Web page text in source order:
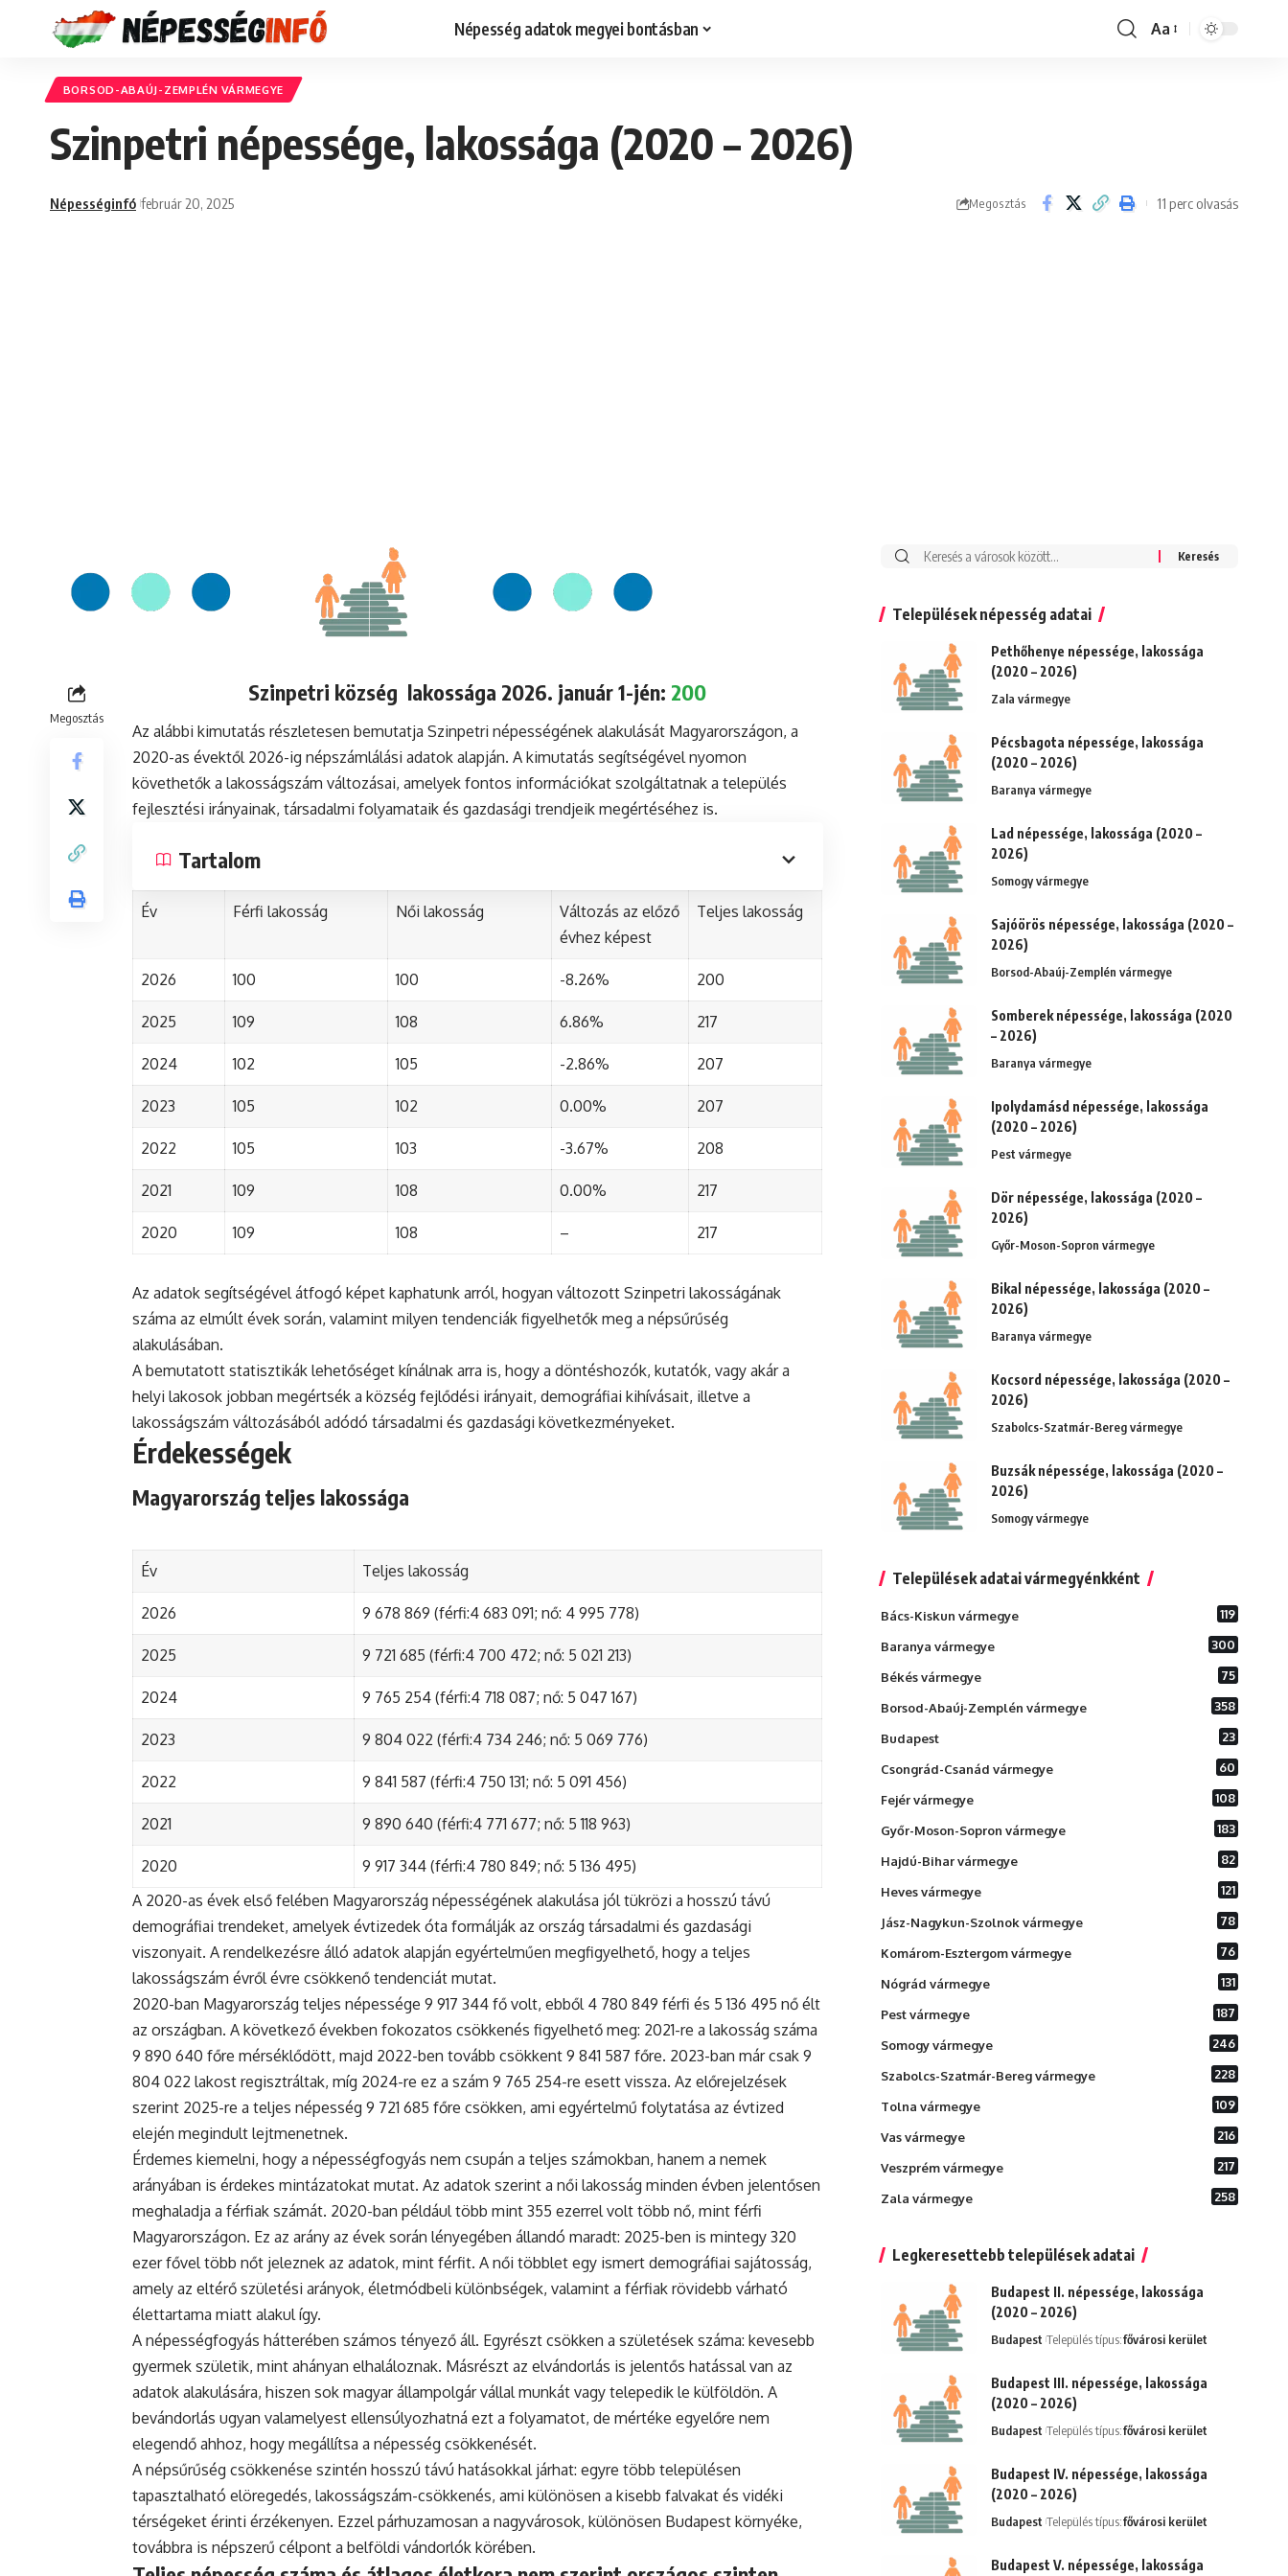
Népesség adatok megyei bontásban
Font
Aa
BORSOD-ABAÚJ-ZEMPLÉN VÁRMEGYE
Szinpetri népessége, lakossága (2020 – 2026)
Népességinfó február 20, 2025 Megosztás 11 perc olvasás
Megosztás
Szinpetri község lakossága 2026. január 1-jén: 200
Az alábbi kimutatás részletesen bemutatja Szinpetri népességének alakulását Magyarországon, a
2020-as évektől 2026-ig népszámlálási adatok alapján. A kimutatás segítségével nyomon
követhetők a lakosságszám változásai, amelyek fontos információkat szolgáltatnak a település
fejlesztési irányainak, társadalmi folyamataik és gazdasági trendjeik megértéséhez is.
Tartalom
Év Férfi lakosság Női lakosság
Változás az előző
évhez képest
Teljes lakosság
2026 100 100 -8.26% 200
2025 109 108 6.86% 217
2024 102 105 -2.86% 207
2023 105 102 0.00% 207
2022 105 103 -3.67% 208
2021 109 108 0.00% 217
2020 109 108 – 217
Az adatok segítségével átfogó képet kaphatunk arról, hogyan változott Szinpetri lakosságának
száma az elmúlt évek során, valamint milyen tendenciák figyelhetők meg a népsűrűség
alakulásában.
A bemutatott statisztikák lehetőséget kínálnak arra is, hogy a döntéshozók, kutatók, vagy akár a
helyi lakosok jobban megértsék a község fejlődési irányait, demográfiai kihívásait, illetve a
lakosságszám változásából adódó társadalmi és gazdasági következményeket.
Érdekességek
Magyarország teljes lakossága
Év Teljes lakosság
2026 9 678 869 (férfi:4 683 091; nő: 4 995 778)
2025 9 721 685 (férfi:4 700 472; nő: 5 021 213)
2024 9 765 254 (férfi:4 718 087; nő: 5 047 167)
2023 9 804 022 (férfi:4 734 246; nő: 5 069 776)
2022 9 841 587 (férfi:4 750 131; nő: 5 091 456)
2021 9 890 640 (férfi:4 771 677; nő: 5 118 963)
2020
9 917 344 (férfi:4 780 849; nő: 5 136 495)
A 2020-as évek első felében Magyarország népességének alakulása jól tükrözi a hosszú távú
demográfiai trendeket, amelyek évtizedek óta formálják az ország társadalmi és gazdasági
viszonyait. A rendelkezésre álló adatok alapján egyértelműen megfigyelhető, hogy a teljes
lakosságszám évről évre csökkenő tendenciát mutat.
2020-ban Magyarország teljes népessége 9 917 344 fő volt, ebből 4 780 849 férfi és 5 136 495 nő élt
az országban. A következő években fokozatos csökkenés figyelhető meg: 2021-re a lakosság száma
9 890 640 főre mérséklődött, majd 2022-ben tovább csökkent 9 841 587 főre. 2023-ban már csak 9
804 022 lakost regisztráltak, míg 2024-re ez a szám 9 765 254-re esett vissza. Az előrejelzések
szerint 2025-re a teljes népesség 9 721 685 főre csökken, ami egyértelmű folytatása az évtized
elején megindult lejtmenetnek.
Érdemes kiemelni, hogy a népességfogyás nem csupán a teljes számokban, hanem a nemek
arányában is érdekes mintázatokat mutat. Az adatok szerint a női lakosság minden évben jelentősen
meghaladja a férfiak számát. 2020-ban például több mint 355 ezerrel volt több nő, mint férfi
Magyarországon. Ez az arány az évek során lényegében állandó maradt: 2025-ben is mintegy 320
ezer fővel több nőt jeleznek az adatok, mint férfit. A női többlet egy ismert demográfiai sajátosság,
amely az eltérő születési arányok, életmódbeli különbségek, valamint a férfiak rövidebb várható
élettartama miatt alakul így.
A népességfogyás hátterében számos tényező áll. Egyrészt csökken a születések száma: kevesebb
gyermek születik, mint ahányan elhaláloznak. Másrészt az elvándorlás is jelentős hatással van az
adatok alakulására, hiszen sok magyar állampolgár vállal munkát vagy telepedik le külföldön. A
bevándorlás ugyan valamelyest ellensúlyozhatná ezt a folyamatot, de mértéke egyelőre nem
elegendő ahhoz, hogy megállítsa a népesség csökkenését.
A népsűrűség csökkenése szintén hosszú távú hatásokkal járhat: egyre több településen
tapasztalható elöregedés, lakosságszám-csökkenés, ami különösen a kisebb falvakat és vidéki
térségeket érinti érzékenyen. Ezzel párhuzamosan a nagyvárosok, különösen Budapest környéke,
továbbra is népszerű célpont a belföldi vándorlók körében.
Keresés:
Települések népesség adatai
Pethőhenye népessége, lakossága
(2020 – 2026)
Zala vármegye
Pécsbagota népessége, lakossága
(2020 – 2026)
Baranya vármegye
Lad népessége, lakossága (2020 –
2026)
Somogy vármegye
Sajóörös népessége, lakossága (2020 –
2026)
Borsod-Abaúj-Zemplén vármegye
Somberek népessége, lakossága (2020
– 2026)
Baranya vármegye
Ipolydamásd népessége, lakossága
(2020 – 2026)
Pest vármegye
Dör népessége, lakossága (2020 –
2026)
Győr-Moson-Sopron vármegye
Bikal népessége, lakossága (2020 –
2026)
Baranya vármegye
Kocsord népessége, lakossága (2020 –
2026)
Szabolcs-Szatmár-Bereg vármegye
Buzsák népessége, lakossága (2020 –
2026)
Somogy vármegye
Települések adatai vármegyénkként
Bács-Kiskun vármegye 119
Baranya vármegye 300
Békés vármegye 75
Borsod-Abaúj-Zemplén vármegye 358
Budapest 23
Csongrád-Csanád vármegye 60
Fejér vármegye 108
Győr-Moson-Sopron vármegye 183
Hajdú-Bihar vármegye 82
Heves vármegye 121
Jász-Nagykun-Szolnok vármegye 78
Komárom-Esztergom vármegye 76
Nógrád vármegye 131
Pest vármegye 187
Somogy vármegye 246
Szabolcs-Szatmár-Bereg vármegye 228
Tolna vármegye 109
Vas vármegye 216
Veszprém vármegye 217
Zala vármegye 258
Legkeresettebb települések adatai
Budapest II. népessége, lakossága
(2020 – 2026)
Budapest Település típus:fővárosi kerület
Budapest III. népessége, lakossága
(2020 – 2026)
Budapest Település típus:fővárosi kerület
Budapest IV. népessége, lakossága
(2020 – 2026)
Budapest Település típus:fővárosi kerület
Budapest V. népessége, lakossága